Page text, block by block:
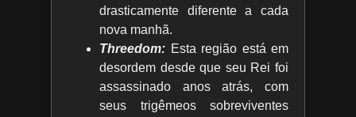
drasticamente diferente a cada
nova manhã.
Threedom: Esta região está em
desordem desde que seu Rei foi
assassinado anos atrás, com
seus trigêmeos sobreviventes